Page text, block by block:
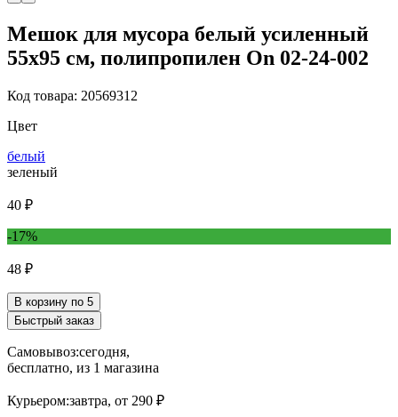
Мешок для мусора белый усиленный
55x95 см, полипропилен On 02-24-002
Код товара: 20569312
Цвет
белый
зеленый
40 ₽
-17%
48 ₽
В корзину по 5
Быстрый заказ
Самовывоз:сегодня,
бесплатно, из 1 магазина
Курьером:завтра, от 290 ₽